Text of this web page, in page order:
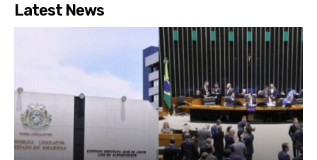
Latest News